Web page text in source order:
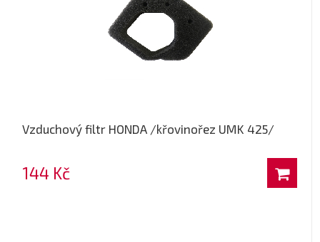
Vzduchový filtr HONDA /křovinořez UMK 425/
144 Kč